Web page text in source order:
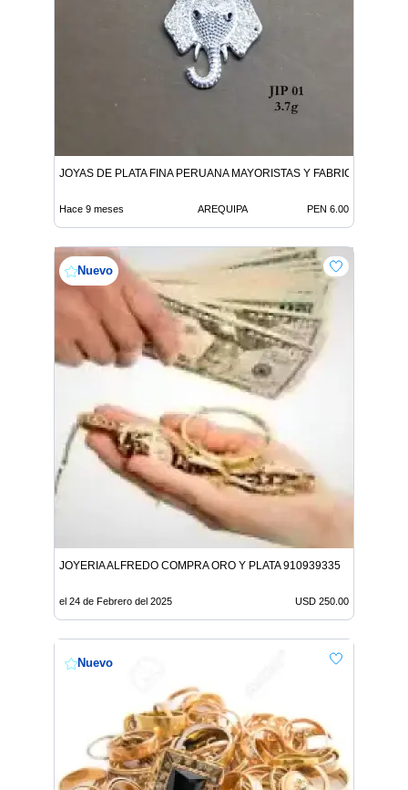
JOYAS DE PLATA FINA PERUANA MAYORISTAS Y FABRICANTES
Hace 9 meses AREQUIPA PEN 6.00
Nuevo
JOYERIA ALFREDO COMPRA ORO Y PLATA 910939335
el 24 de Febrero del 2025 USD 250.00
Nuevo